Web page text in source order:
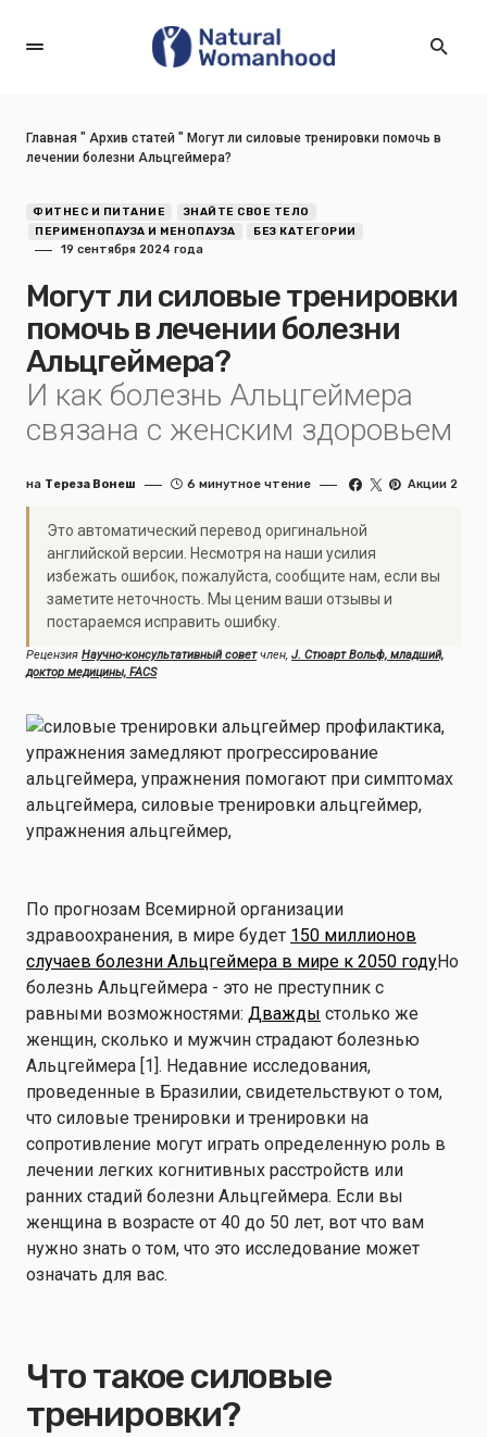
Главная " Архив статей " Могут ли силовые тренировки помочь в
лечении болезни Альцгеймера?
ФИТНЕС И ПИТАНИЕ
ЗНАЙТЕ СВОЕ ТЕЛО
ПЕРИМЕНОПАУЗА И МЕНОПАУЗА
БЕЗ КАТЕГОРИИ
19 сентября 2024 года
Могут ли силовые тренировки
помочь в лечении болезни
Альцгеймера?
И как болезнь Альцгеймера
связана с женским здоровьем
на Тереза Вонеш 6 минутное чтение Акции 2
Это автоматический перевод оригинальной
английской версии. Несмотря на наши усилия
избежать ошибок, пожалуйста, сообщите нам, если вы
заметите неточность. Мы ценим ваши отзывы и
постараемся исправить ошибку.
Рецензия Научно-консультативный советчлен, J. Стюарт Вольф, младший,
доктор медицины, FACS
По прогнозам Всемирной организации
здравоохранения, в мире будет 150 миллионов
случаев болезни Альцгеймера в мире к 2050 годуНо
болезнь Альцгеймера - это не преступник с
равными возможностями: Дважды столько же
женщин, сколько и мужчин страдают болезнью
Альцгеймера [1]. Недавние исследования,
проведенные в Бразилии, свидетельствуют о том,
что силовые тренировки и тренировки на
сопротивление могут играть определенную роль в
лечении легких когнитивных расстройств или
ранних стадий болезни Альцгеймера. Если вы
женщина в возрасте от 40 до 50 лет, вот что вам
нужно знать о том, что это исследование может
означать для вас.
Что такое силовые
тренировки?